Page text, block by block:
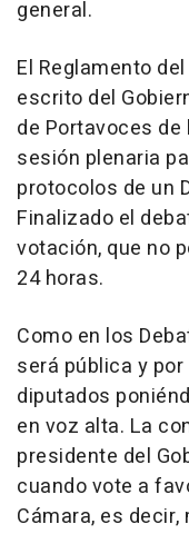
general.
El Reglamento
escrito del
de Portavoces
sesión plenaria
protocolos de un
Finalizado el
votación, que no
24 horas.
Como en los
será pública y
diputados
en voz alta. La
presidente del
cuando vote a
Cámara, es